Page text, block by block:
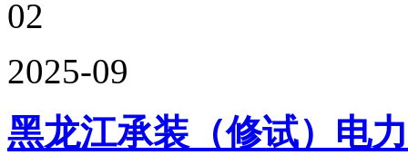
02
2025-09
黑龙江承装（修试）电